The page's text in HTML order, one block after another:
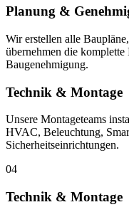
Planung &
Wir erstellen alle
übernehmen die
Baugenehmigung.
Technik & Montage
Unsere Montageteams
HVAC, Beleuchtung,
Sicherheitseinrichtungen.
04
Technik & Montage